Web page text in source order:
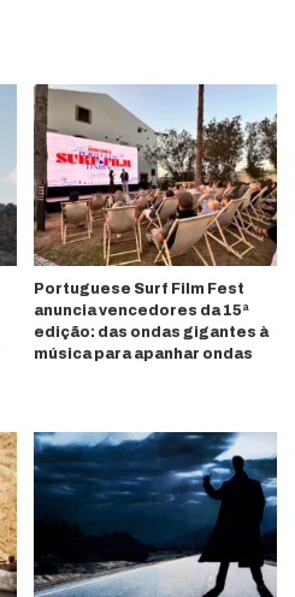
Portuguese Surf Film Fest
anuncia vencedores da 15ª
edição: das ondas gigantes à
música para apanhar ondas